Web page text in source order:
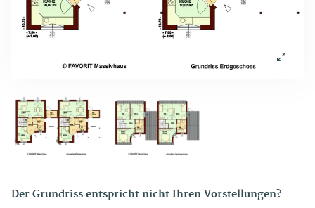
Der Grundriss entspricht nicht Ihren Vorstellungen?